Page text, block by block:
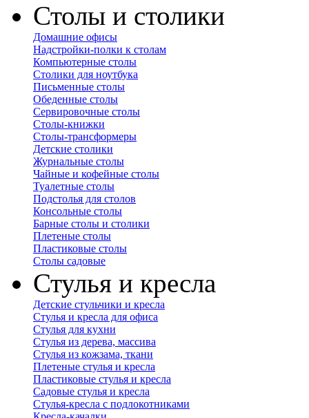
Столы и столики
Домашние офисы
Надстройки-полки к столам
Компьютерные столы
Столики для ноутбука
Письменные столы
Обеденные столы
Сервировочные столы
Столы-книжки
Столы-трансформеры
Детские столики
Журнальные столы
Чайные и кофейные столы
Туалетные столы
Подстолья для столов
Консольные столы
Барные столы и столики
Плетеные столы
Пластиковые столы
Столы садовые
Стулья и кресла
Детские стульчики и кресла
Стулья и кресла для офиса
Стулья для кухни
Стулья из дерева, массива
Стулья из кожзама, ткани
Плетеные стулья и кресла
Пластиковые стулья и кресла
Садовые стулья и кресла
Стулья-кресла с подлокотниками